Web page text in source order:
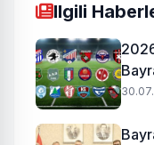
Ilgili